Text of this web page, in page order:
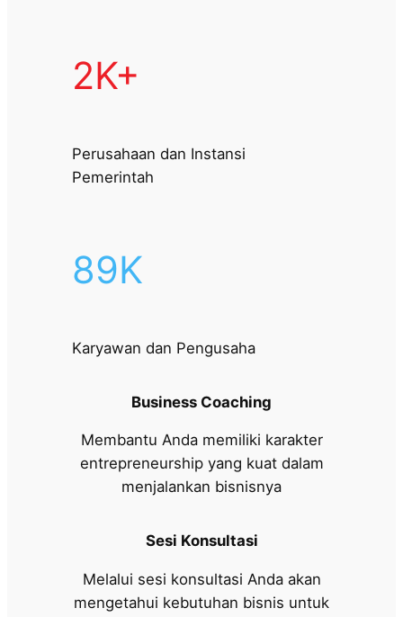
2K+
Perusahaan dan Instansi
Pemerintah
89K
Karyawan dan Pengusaha
Business Coaching
Membantu Anda memiliki karakter
entrepreneurship yang kuat dalam
menjalankan bisnisnya
Sesi Konsultasi
Melalui sesi konsultasi Anda akan
mengetahui kebutuhan bisnis untuk